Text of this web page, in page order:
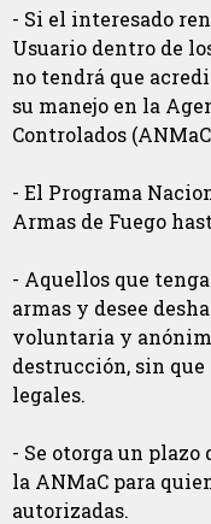
- Si el interesado
Usuario dentro de
no tendrá que
su manejo en la
Controlados
- El Programa
Armas de Fuego
- Aquellos que
armas y desee
voluntaria y
destrucción, sin
legales.
- Se otorga un plazo
la ANMaC para
autorizadas.